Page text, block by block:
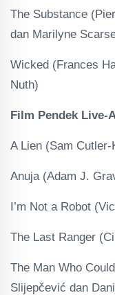
The Substance
dan Marilyne
Wicked (Frances
Nuth)
Film Pendek Live-
A Lien (Sam
Anuja (Adam J.
I’m Not a Robot
The Last Ranger
The Man Who
Slijepčević dan